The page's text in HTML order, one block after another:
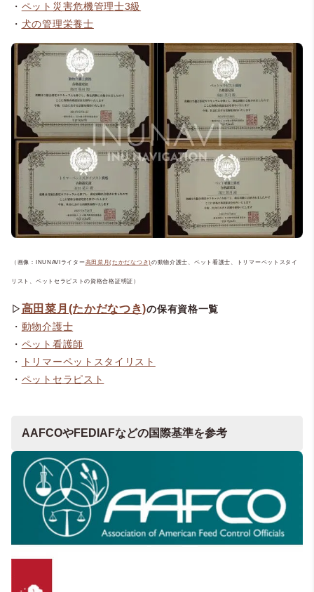
・ ペット災害危機管理士3級
・ 犬の管理栄養士
（画像：INUNAVIライター高田菜月(たかだなつき)の動物介護士、ペット看護士、トリマーペットスタイ
リスト、ペットセラピストの資格合格証明証）
▷高田菜月(たかだなつき)の保有資格一覧
・ 動物介護士
・ ペット看護師
・
トリマーペットスタイリスト
・ ペットセラピスト
AAFCOやFEDIAFなどの国際基準を参考